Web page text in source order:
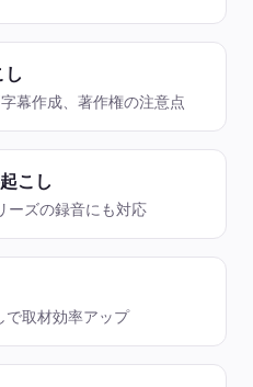
幕作成、著作権の注意点
こし
ーズの録音にも対応
で取材効率アップ